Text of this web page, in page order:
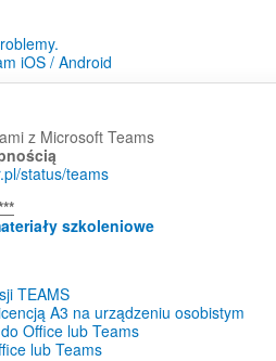
iOS / Android
z Microsoft Teams
status/teams
szkoleniowe
TEAMS
A3 na urządzeniu osobistym
Office lub Teams
lub Teams